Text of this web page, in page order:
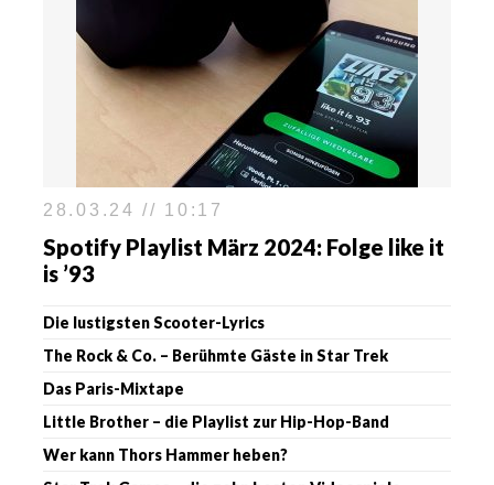
28.03.24 // 10:17
Spotify Playlist März 2024: Folge like it
is ’93
Die lustigsten Scooter-Lyrics
The Rock & Co. – Berühmte Gäste in Star Trek
Das Paris-Mixtape
Little Brother – die Playlist zur Hip-Hop-Band
Wer kann Thors Hammer heben?